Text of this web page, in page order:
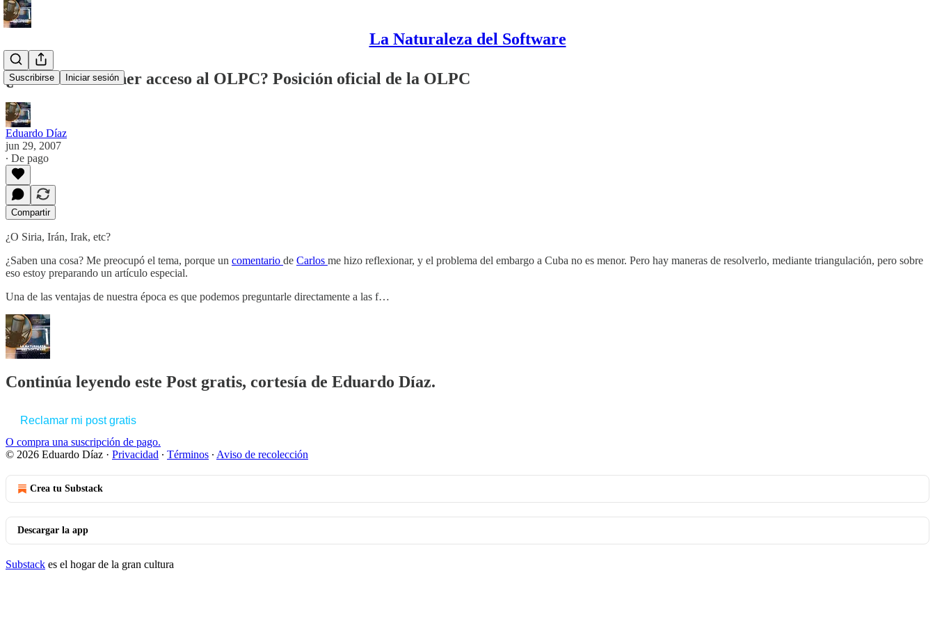
La Naturaleza del Software
Suscribirse Iniciar sesión
¿Puede Cuba tener acceso al OLPC? Posición oficial de la OLPC
Eduardo Díaz
jun 29, 2007
∙ De pago
Compartir
¿O Siria, Irán, Irak, etc?
¿Saben una cosa? Me preocupó el tema, porque un comentario de Carlos me hizo reflexionar, y el problema del embargo a Cuba no es menor. Pero hay maneras de resolverlo, mediante triangulación, pero sobre
eso estoy preparando un artículo especial.
Una de las ventajas de nuestra época es que podemos preguntarle directamente a las f…
Continúa leyendo este Post gratis, cortesía de Eduardo Díaz.
Reclamar mi post gratis
O compra una suscripción de pago.
© 2026 Eduardo Díaz · Privacidad ∙ Términos ∙ Aviso de recolección
Crea tu Substack
Descargar la app
Substack es el hogar de la gran cultura